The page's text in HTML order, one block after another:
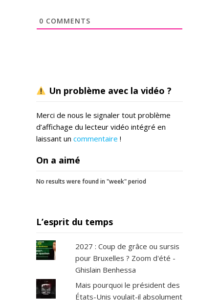
0 COMMENTS
Un problème avec la vidéo ?
Merci de nous le signaler tout problème
d’affichage du lecteur vidéo intégré en
laissant un commentaire !
On a aimé
No results were found in "week" period
L’esprit du temps
2027 : Coup de grâce ou sursis
pour Bruxelles ? Zoom d'été -
Ghislain Benhessa
Mais pourquoi le président des
États-Unis voulait-il absolument